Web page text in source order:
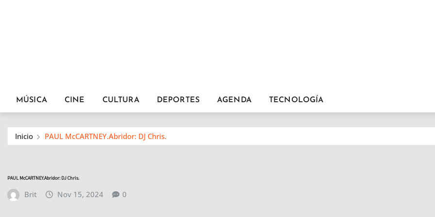
MÚSICA CINE CULTURA DEPORTES AGENDA TECNOLOGÍA
Inicio PAUL McCARTNEY.Abridor: DJ Chris.
PAUL McCARTNEY.Abridor: DJ Chris.
Brit Nov 15, 2024 0